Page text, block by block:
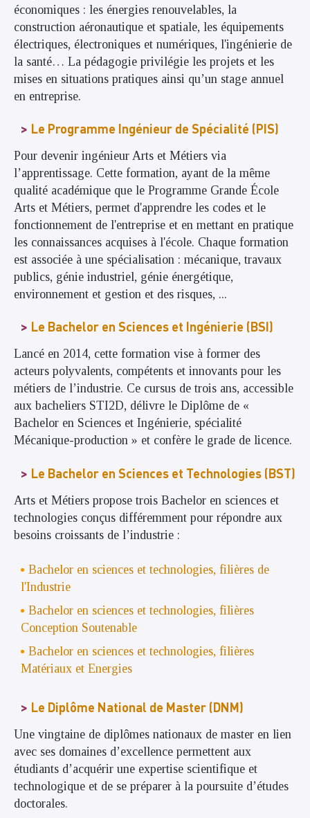
économiques : les énergies renouvelables, la
construction aéronautique et spatiale, les équipements
électriques, électroniques et numériques, l'ingénierie de
la santé… La pédagogie privilégie les projets et les
mises en situations pratiques ainsi qu’un stage annuel
en entreprise.
Le Programme Ingénieur de Spécialité (PIS)
Pour devenir ingénieur Arts et Métiers via
l’apprentissage. Cette formation, ayant de la même
qualité académique que le Programme Grande École
Arts et Métiers, permet d'apprendre les codes et le
fonctionnement de l'entreprise et en mettant en pratique
les connaissances acquises à l'école. Chaque formation
est associée à une spécialisation : mécanique, travaux
publics, génie industriel, génie énergétique,
environnement et gestion et des risques, ...
Le Bachelor en Sciences et Ingénierie (BSI)
Lancé en 2014, cette formation vise à former des
acteurs polyvalents, compétents et innovants pour les
métiers de l’industrie. Ce cursus de trois ans, accessible
aux bacheliers STI2D, délivre le Diplôme de «
Bachelor en Sciences et Ingénierie, spécialité
Mécanique-production » et confère le grade de licence.
Le Bachelor en Sciences et Technologies (BST)
Arts et Métiers propose trois Bachelor en sciences et
technologies conçus différemment pour répondre aux
besoins croissants de l’industrie :
Bachelor en sciences et technologies, filières de
l'Industrie
Bachelor en sciences et technologies, filières
Conception Soutenable
Bachelor en sciences et technologies, filières
Matériaux et Energies
Le Diplôme National de Master (DNM)
Une vingtaine de diplômes nationaux de master en lien
avec ses domaines d’excellence permettent aux
étudiants d’acquérir une expertise scientifique et
technologique et de se préparer à la poursuite d’études
doctorales.